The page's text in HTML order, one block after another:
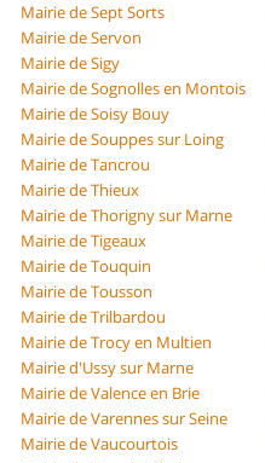
Mairie de Sept Sorts
Mairie de Servon
Mairie de Sigy
Mairie de Sognolles en Montois
Mairie de Soisy Bouy
Mairie de Souppes sur Loing
Mairie de Tancrou
Mairie de Thieux
Mairie de Thorigny sur Marne
Mairie de Tigeaux
Mairie de Touquin
Mairie de Tousson
Mairie de Trilbardou
Mairie de Trocy en Multien
Mairie d'Ussy sur Marne
Mairie de Valence en Brie
Mairie de Varennes sur Seine
Mairie de Vaucourtois